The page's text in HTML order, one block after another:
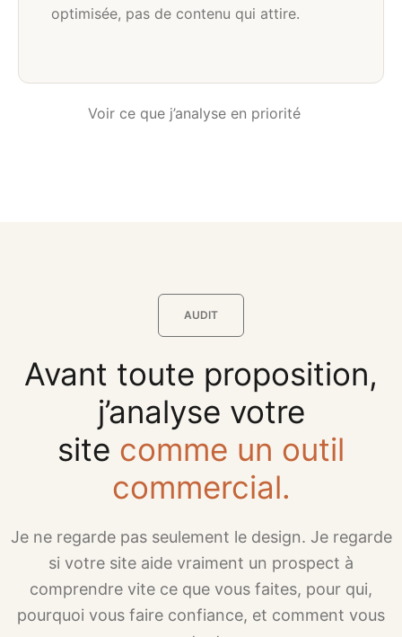
optimisée, pas de contenu qui attire.
Voir ce que j’analyse en priorité
AUDIT
Avant toute proposition,
j’analyse votre
site comme un outil
commercial.
Je ne regarde pas seulement le design. Je regarde
si votre site aide vraiment un prospect à
comprendre vite ce que vous faites, pour qui,
pourquoi vous faire confiance, et comment vous